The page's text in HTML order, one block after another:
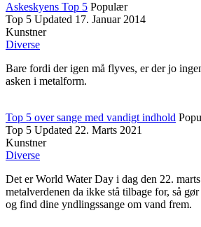
Askeskyens Top 5 Populær
Top 5 Updated 17. Januar 2014
Kunstner
Diverse
Bare fordi der igen må flyves, er der jo
asken i metalform.
Top 5 over sange med vandigt indhold
Top 5 Updated 22. Marts 2021
Kunstner
Diverse
Det er World Water Day i dag den 22.
metalverdenen da ikke stå tilbage for, så
og find dine yndlingssange om vand frem.